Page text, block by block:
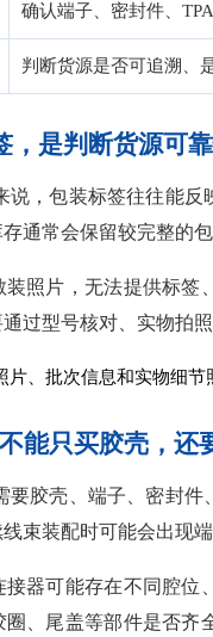
确认端子、密封件、
判断货源是否可追溯、
，是判断货源可
说，包装标签往往能
通常会保留较完整的
照片，无法提供标签
过型号核对、实物拍
片、批次信息和实物细
能只买胶壳，还
要胶壳、端子、密封
束装配时可能会出现
器可能存在不同腔位
、尾盖等部件是否齐